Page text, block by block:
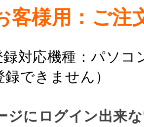
客様用：ご注
録対応機種：パソ
できません）
ジにログイン出来